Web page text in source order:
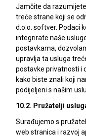
Jamčite da
treće strane koji se
d.o.o. softver. Podaci
integrirate naše
postavkama,
upravlja ta usluga
postavke privatnosti i
kako biste znali koji
podijeljeni s našim
10.2. Pružatelji
Surađujemo s
web stranica i razvoj